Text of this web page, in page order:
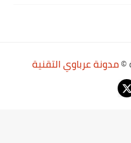
مدونة عرباوي التقنية